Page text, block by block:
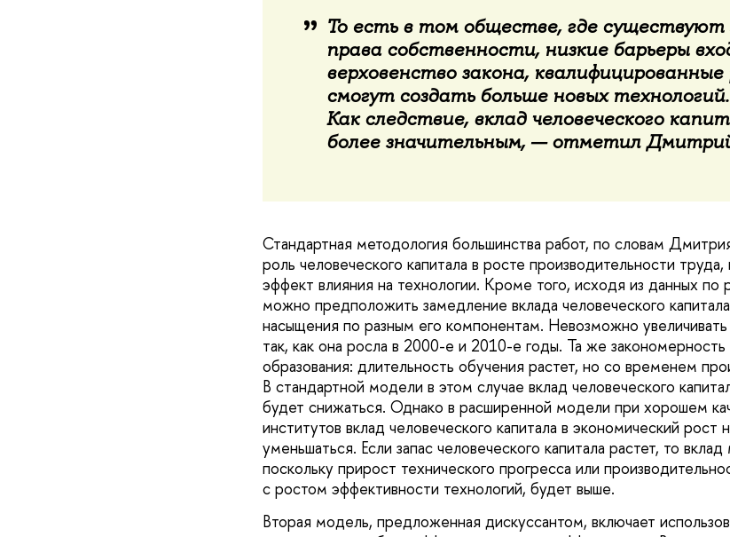
То есть в том обществе, где
права собственности, низкие барьеры
верховенство закона,
смогут создать больше новых технологий.
Как следствие, вклад человеческого
более значительным, — отметил
Стандартная методология большинства работ, по словам
роль человеческого капитала в росте производительности
эффект влияния на технологии. Кроме того, исходя из данных по
можно предположить замедление вклада человеческого
насыщения по разным его компонентам. Невозможно
так, как она росла в 2000-е и 2010-е годы. Та же
образования: длительность обучения растет, но со временем
В стандартной модели в этом случае вклад человеческого
будет снижаться. Однако в расширенной модели при хорошем
институтов вклад человеческого капитала в экономический рост
уменьшаться. Если запас человеческого капитала растет, то
поскольку прирост технического прогресса или
с ростом эффективности технологий, будет выше.
Вторая модель, предложенная дискуссантом, включает